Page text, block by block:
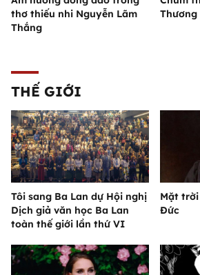
thơ thiếu nhi Nguyễn Lãm
Thắng
Thương
THẾ GIỚI
Tôi sang Ba Lan dự Hội nghị
Dịch giả văn học Ba Lan
toàn thế giới lần thứ VI
Mặt
Đức